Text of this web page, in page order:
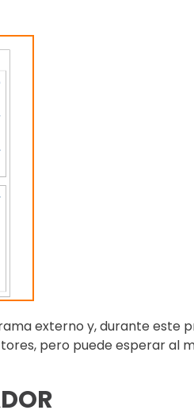
externo y, durante este
pero puede esperar al